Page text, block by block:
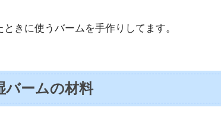
きに使うバームを手作りしてます。
バームの材料